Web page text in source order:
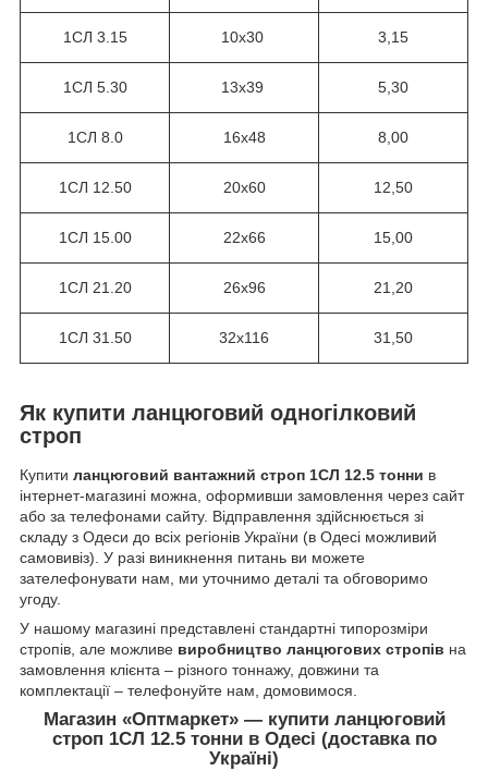
1СЛ 3.15 10х30 3,15
1СЛ 5.30 13х39 5,30
1СЛ 8.0 16х48 8,00
1СЛ 12.50 20х60 12,50
1СЛ 15.00 22х66 15,00
1СЛ 21.20 26х96 21,20
1СЛ 31.50 32х116 31,50
Як купити ланцюговий одногілковий
строп
Купити ланцюговий вантажний строп 1СЛ 12.5 тонни в
інтернет-магазині можна, оформивши замовлення через сайт
або за телефонами сайту. Відправлення здійснюється зі
складу з Одеси до всіх регіонів України (в Одесі можливий
самовивіз). У разі виникнення питань ви можете
зателефонувати нам, ми уточнимо деталі та обговоримо
угоду.
У нашому магазині представлені стандартні типорозміри
стропів, але можливе виробництво ланцюгових стропів на
замовлення клієнта – різного тоннажу, довжини та
комплектації – телефонуйте нам, домовимося.
Магазин «Оптмаркет» — купити ланцюговий
строп 1СЛ 12.5 тонни в Одесі (доставка по
Україні)